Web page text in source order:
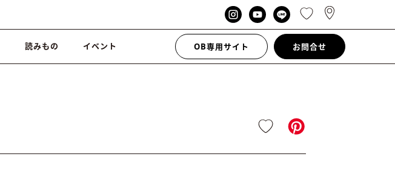
読みもの イベント OB専用サイト お問合せ